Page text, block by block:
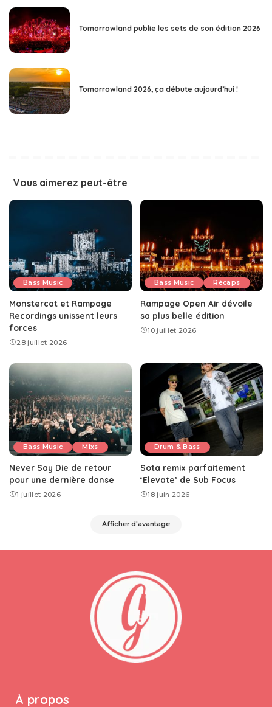
Tomorrowland publie les sets de son édition 2026
Tomorrowland 2026, ça débute aujourd’hui !
Vous aimerez peut-être
Bass Music
Monstercat et Rampage
Recordings unissent leurs
forces
28 juillet 2026
Bass Music Récaps
Rampage Open Air dévoile
sa plus belle édition
10 juillet 2026
Bass Music Mixs
Never Say Die de retour
pour une dernière danse
1 juillet 2026
Drum & Bass
Sota remix parfaitement
‘Elevate’ de Sub Focus
18 juin 2026
Afficher d'avantage
À propos